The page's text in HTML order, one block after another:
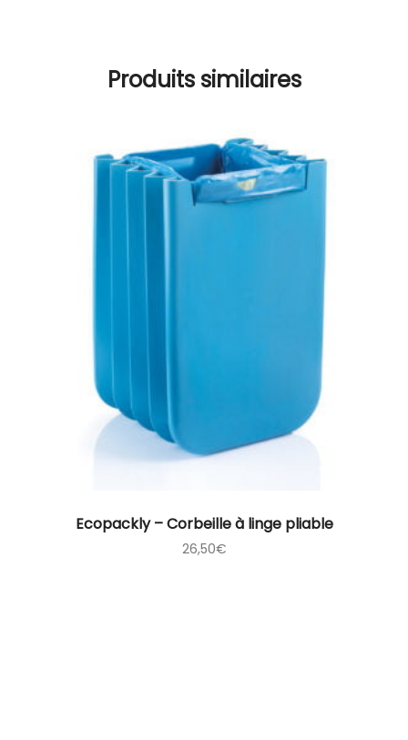
Produits similaires
Ecopackly – Corbeille à linge pliable
26,50€